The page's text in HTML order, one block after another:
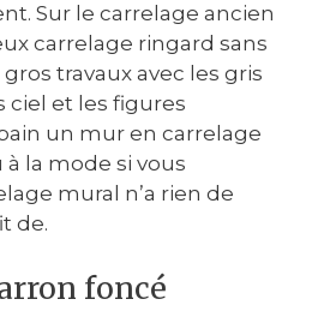
Sur le carrelage ancien
carrelage ringard sans
travaux avec les gris
ciel et les figures
un mur en carrelage
la mode si vous
mural n’a rien de
de.
foncé